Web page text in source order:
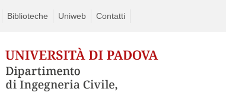
Biblioteche Uniweb Contatti